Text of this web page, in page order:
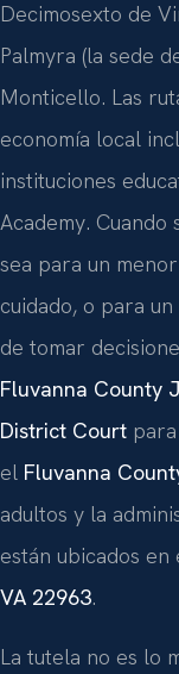
Decimosexto de
Palmyra (la sede
Monticello. Las
economía local
instituciones
Academy.
sea para un
cuidado, o para
de tomar
Fluvanna County
District Court
el Fluvanna
adultos y la
están ubicados en
VA 22963.
La tutela no es lo